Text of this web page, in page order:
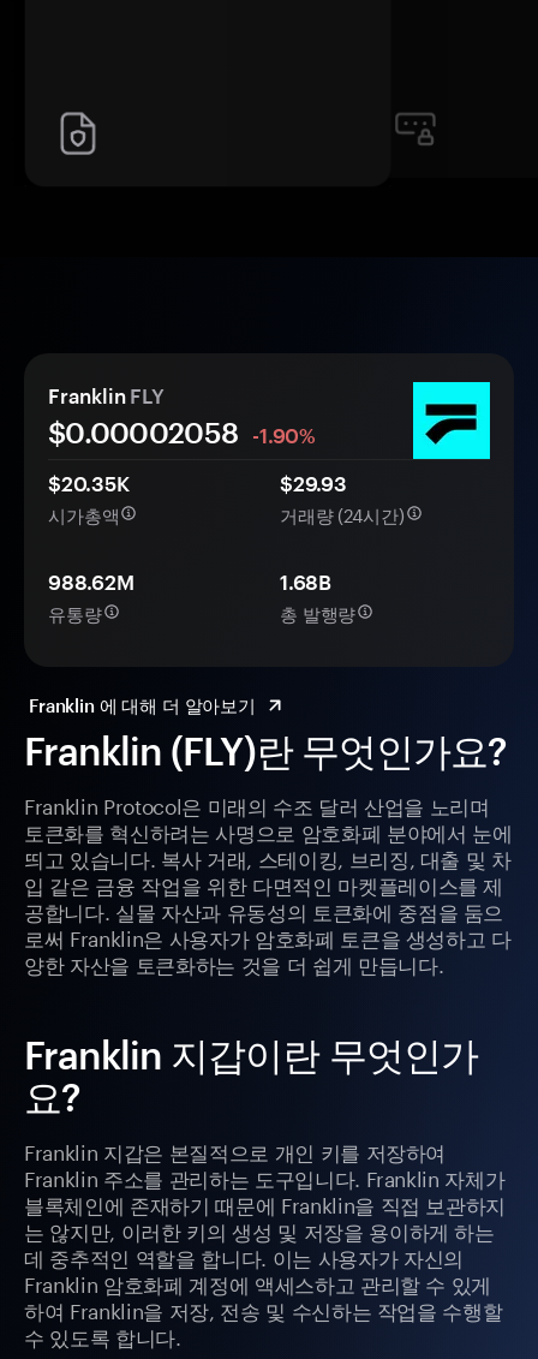
Franklin (FLY)란 무엇인가요?
Franklin Protocol은 미래의 수조 달러 산업을 노리며
토큰화를 혁신하려는 사명으로 암호화폐 분야에서 눈에
띄고 있습니다. 복사 거래, 스테이킹, 브리징, 대출 및 차
입 같은 금융 작업을 위한 다면적인 마켓플레이스를 제
공합니다. 실물 자산과 유동성의 토큰화에 중점을 둠으
로써 Franklin은 사용자가 암호화폐 토큰을 생성하고 다
양한 자산을 토큰화하는 것을 더 쉽게 만듭니다.
Franklin 지갑이란 무엇인가
요?
Franklin 지갑은 본질적으로 개인 키를 저장하여
Franklin 주소를 관리하는 도구입니다. Franklin 자체가
블록체인에 존재하기 때문에 Franklin을 직접 보관하지
는 않지만, 이러한 키의 생성 및 저장을 용이하게 하는
데 중추적인 역할을 합니다. 이는 사용자가 자신의
Franklin 암호화폐 계정에 액세스하고 관리할 수 있게
하여 Franklin을 저장, 전송 및 수신하는 작업을 수행할
수 있도록 합니다.
Franklin FLY
$0.00002058
-1.90%
$20.35K
시가총액
$29.93
거래량 (24시간)
988.62M
유통량
1.68B
총 발행량
Franklin 에 대해 더 알아보기